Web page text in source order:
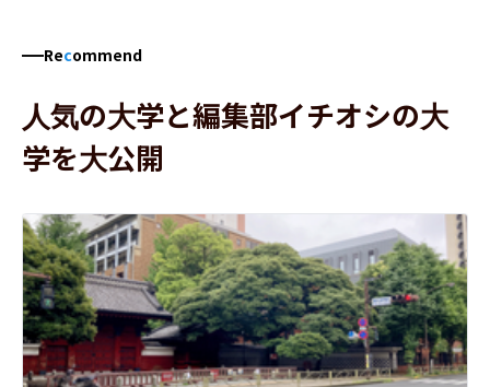
Recommend
人気の大学と編集部イチオシの大
学を大公開